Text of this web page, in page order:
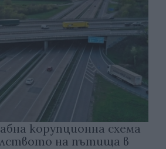
корупционна схема
на пътища в